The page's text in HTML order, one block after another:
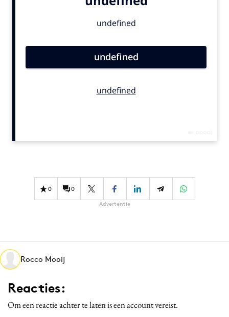
Gedragsverandering
Influencer marketing
Media
Merkstrategie
PR
Programmatic
Purpose Marketing
0 0
Advertentie
Rocco Mooij
Reacties:
Om een reactie achter te laten is een account vereist.